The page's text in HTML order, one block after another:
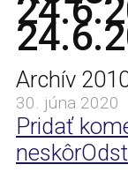
30. júna 2020
Pridať
neskôr
Archív